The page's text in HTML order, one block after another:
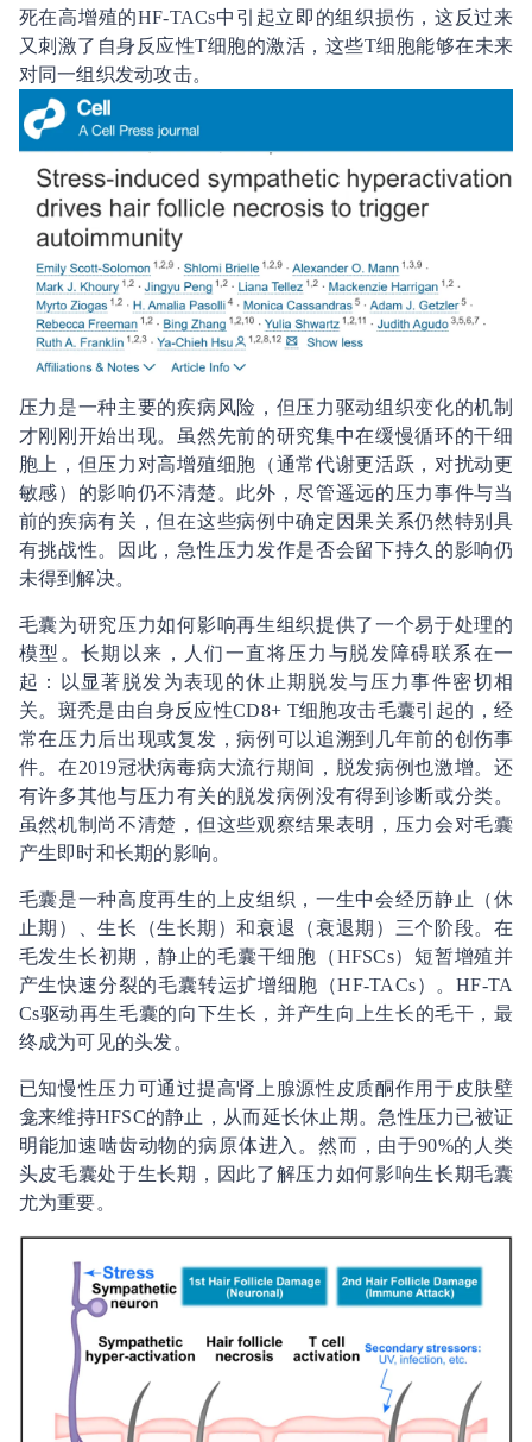
死在高增殖的HF-TACs中引起立即的组织损伤，这反过来
又刺激了自身反应性T细胞的激活，这些T细胞能够在未来
对同一组织发动攻击。
压力是一种主要的疾病风险，但压力驱动组织变化的机制
才刚刚开始出现。虽然先前的研究集中在缓慢循环的干细
胞上，但压力对高增殖细胞（通常代谢更活跃，对扰动更
敏感）的影响仍不清楚。此外，尽管遥远的压力事件与当
前的疾病有关，但在这些病例中确定因果关系仍然特别具
有挑战性。因此，急性压力发作是否会留下持久的影响仍
未得到解决。
毛囊为研究压力如何影响再生组织提供了一个易于处理的
模型。长期以来，人们一直将压力与脱发障碍联系在一
起：以显著脱发为表现的休止期脱发与压力事件密切相
关。斑秃是由自身反应性CD8+ T细胞攻击毛囊引起的，经
常在压力后出现或复发，病例可以追溯到几年前的创伤事
件。在2019冠状病毒病大流行期间，脱发病例也激增。还
有许多其他与压力有关的脱发病例没有得到诊断或分类。
虽然机制尚不清楚，但这些观察结果表明，压力会对毛囊
产生即时和长期的影响。
毛囊是一种高度再生的上皮组织，一生中会经历静止（休
止期）、生长（生长期）和衰退（衰退期）三个阶段。在
毛发生长初期，静止的毛囊干细胞（HFSCs）短暂增殖并
产生快速分裂的毛囊转运扩增细胞（HF-TACs）。HF-TA
Cs驱动再生毛囊的向下生长，并产生向上生长的毛干，最
终成为可见的头发。
已知慢性压力可通过提高肾上腺源性皮质酮作用于皮肤壁
龛来维持HFSC的静止，从而延长休止期。急性压力已被证
明能加速啮齿动物的病原体进入。然而，由于90%的人类
头皮毛囊处于生长期，因此了解压力如何影响生长期毛囊
尤为重要。